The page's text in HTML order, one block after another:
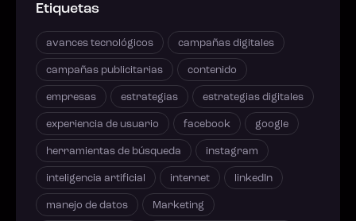
Etiquetas
avances tecnológicos campañas digitales
campañas publicitarias contenido
empresas estrategias estrategias digitales
experiencia de usuario facebook google
herramientas de búsqueda instagram
inteligencia artificial internet linkedIn
manejo de datos Marketing